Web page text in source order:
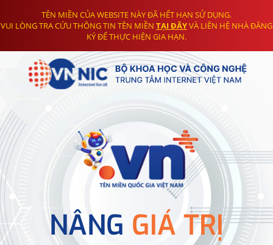
TÊN MIỀN CỦA WEBSITE NÀY ĐÃ HẾT HẠN SỬ DỤNG.
VUI LÒNG TRA CỨU THÔNG TIN TÊN MIỀN TẠI ĐÂYVÀ LIÊN HỆ NHÀ ĐĂNG
KÝ ĐỂ THỰC HIỆN GIA HẠN.
NÂNG GIÁ TRỊ